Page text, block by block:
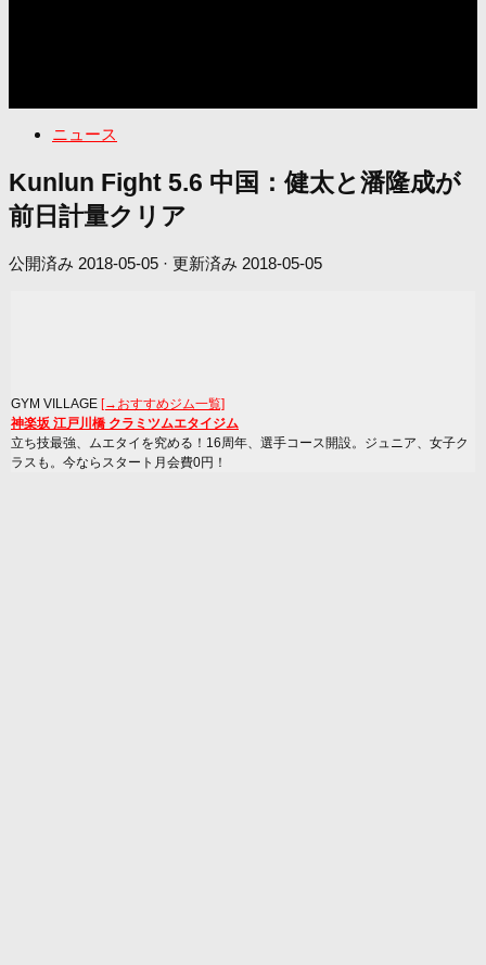
ニュース
Kunlun Fight 5.6 中国：健太と潘隆成が
前日計量クリア
公開済み 2018-05-05 · 更新済み 2018-05-05
GYM VILLAGE [→おすすめジム一覧]
神楽坂 江戸川橋 クラミツムエタイジム
立ち技最強、ムエタイを究める！16周年、選手コース開設。ジュニア、女子ク
ラスも。今ならスタート月会費0円！